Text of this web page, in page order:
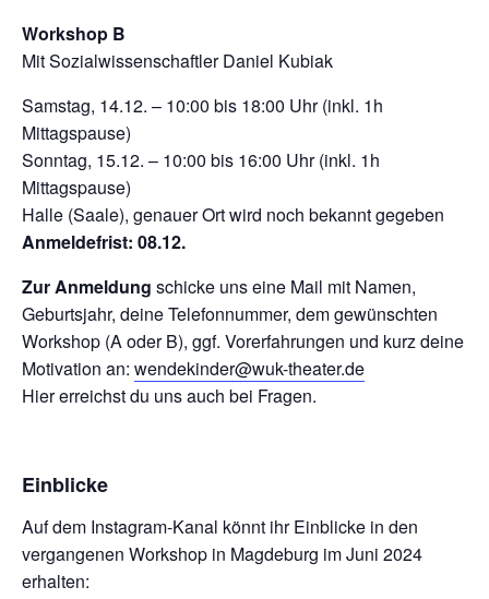
Workshop B
Mit Sozialwissenschaftler Daniel Kubiak
Samstag, 14.12. – 10:00 bis 18:00 Uhr (inkl. 1h
Mittagspause)
Sonntag, 15.12. – 10:00 bis 16:00 Uhr (inkl. 1h
Mittagspause)
Halle (Saale), genauer Ort wird noch bekannt gegeben
Anmeldefrist: 08.12.
Zur Anmeldung schicke uns eine Mail mit Namen,
Geburtsjahr, deine Telefonnummer, dem gewünschten
Workshop (A oder B), ggf. Vorerfahrungen und kurz deine
Motivation an: wendekinder@wuk-theater.de
Hier erreichst du uns auch bei Fragen.
Einblicke
Auf dem Instagram-Kanal könnt ihr Einblicke in den
vergangenen Workshop in Magdeburg im Juni 2024
erhalten: